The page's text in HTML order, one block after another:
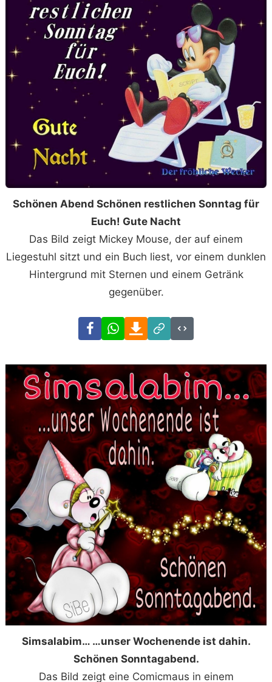
Schönen Abend Schönen restlichen Sonntag für
Euch! Gute Nacht
Das Bild zeigt Mickey Mouse, der auf einem
Liegestuhl sitzt und ein Buch liest, vor einem dunklen
Hintergrund mit Sternen und einem Getränk
gegenüber.
FacebookWhatsAppDownload
Link
Code
Simsalabim… …unser Wochenende ist dahin.
Schönen Sonntagabend.
Das Bild zeigt eine Comicmaus in einem